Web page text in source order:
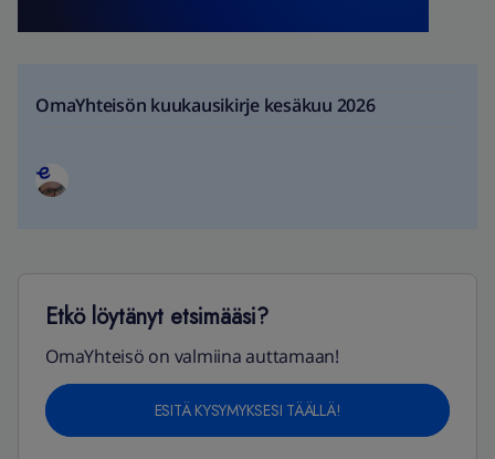
OmaYhteisön kuukausikirje kesäkuu 2026
Etkö löytänyt etsimääsi?
OmaYhteisö on valmiina auttamaan!
ESITÄ KYSYMYKSESI TÄÄLLÄ!